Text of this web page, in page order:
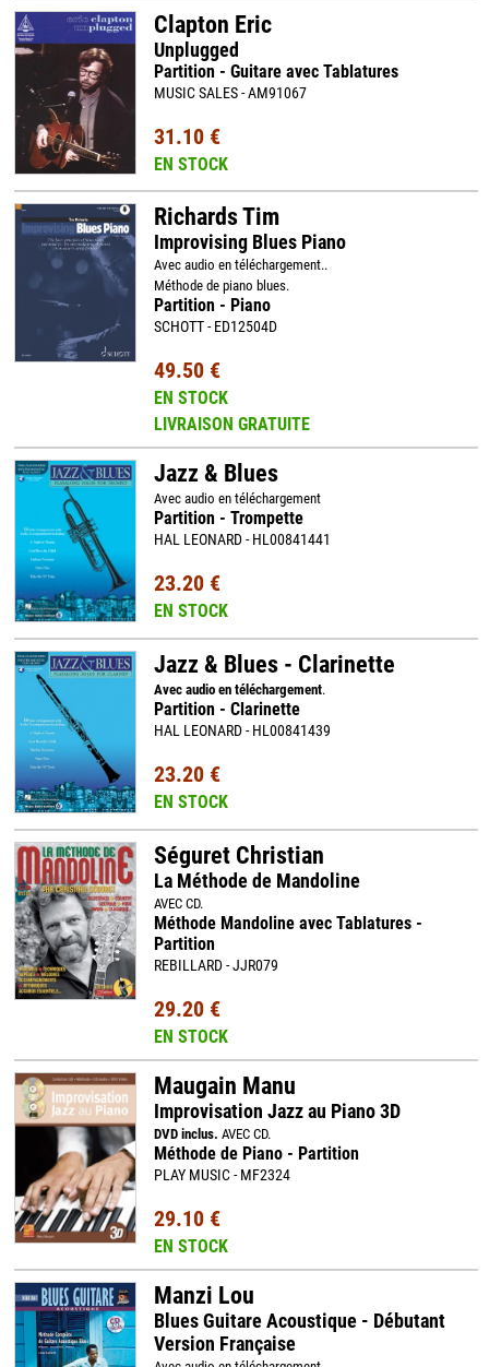
Clapton Eric
Unplugged
Partition - Guitare avec Tablatures
MUSIC SALES - AM91067
31.10 €
EN STOCK
Richards Tim
Improvising Blues Piano
Avec audio en téléchargement..
Méthode de piano blues.
Partition - Piano
SCHOTT - ED12504D
49.50 €
EN STOCK
LIVRAISON GRATUITE
Jazz & Blues
Avec audio en téléchargement
Partition - Trompette
HAL LEONARD - HL00841441
23.20 €
EN STOCK
Jazz & Blues - Clarinette
Avec audio en téléchargement.
Partition - Clarinette
HAL LEONARD - HL00841439
23.20 €
EN STOCK
Séguret Christian
La Méthode de Mandoline
AVEC CD.
Méthode Mandoline avec Tablatures -
Partition
REBILLARD - JJR079
29.20 €
EN STOCK
Maugain Manu
Improvisation Jazz au Piano 3D
DVD inclus. AVEC CD.
Méthode de Piano - Partition
PLAY MUSIC - MF2324
29.10 €
EN STOCK
Manzi Lou
Blues Guitare Acoustique - Débutant
Version Française